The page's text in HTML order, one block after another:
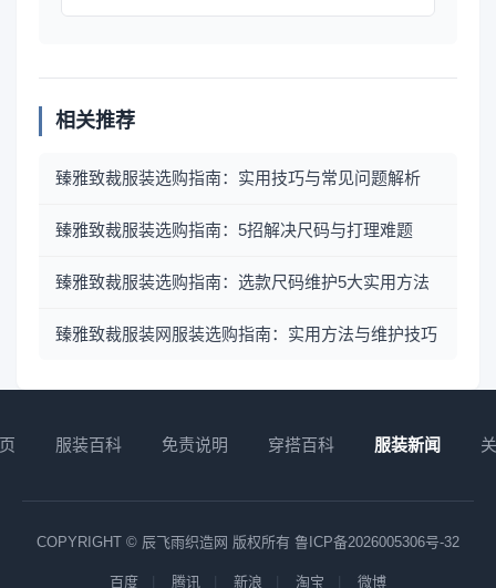
相关推荐
臻雅致裁服装选购指南：实用技巧与常见问题解析
臻雅致裁服装选购指南：5招解决尺码与打理难题
臻雅致裁服装选购指南：选款尺码维护5大实用方法
臻雅致裁服装网服装选购指南：实用方法与维护技巧
服装百科 免责说明 穿搭百科 服装新闻
COPYRIGHT © 辰飞雨织造网 版权所有 鲁ICP备2026005306号-32
百度 腾讯 新浪 淘宝 微博